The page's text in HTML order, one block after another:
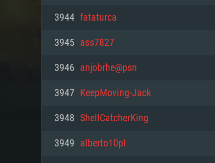
PC
3944 fataturca
3945 ass7827
3946 anjobrhe@psn
3947 KeepMoving-Jack
3948 ShellCatcherKing
3949 alberto10pl